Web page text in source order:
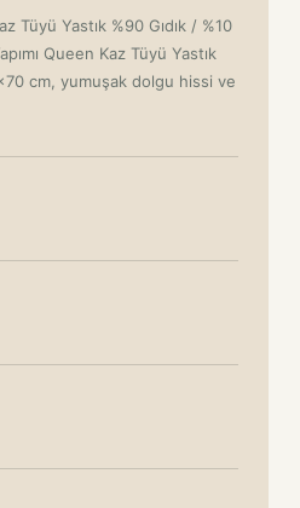
Tüyü Yastık %90 Gıdık / %10
Queen Kaz Tüyü Yastık
cm, yumuşak dolgu hissi ve